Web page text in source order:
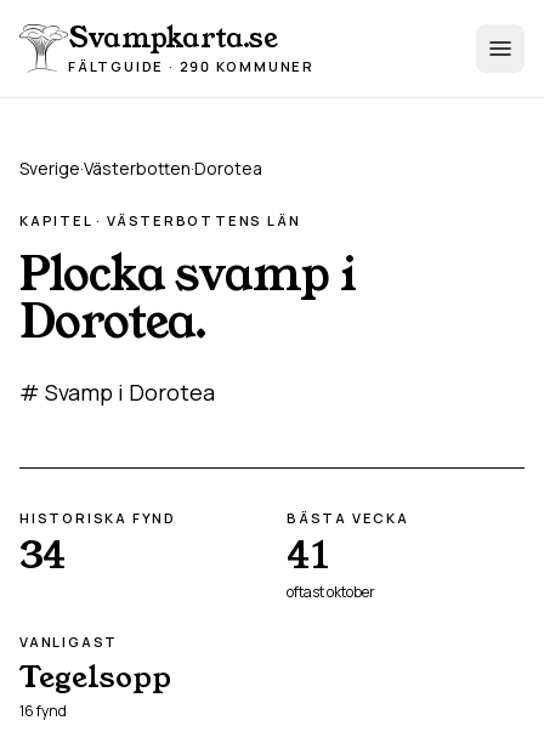
Svampkarta.se
FÄLTGUIDE · 290 KOMMUNER
Sverige·Västerbotten·Dorotea
KAPITEL · VÄSTERBOTTENS LÄN
Plocka svamp i
Dorotea.
# Svamp i Dorotea
HISTORISKA FYND
34
BÄSTA VECKA
41
oftastoktober
VANLIGAST
Tegelsopp
16fynd